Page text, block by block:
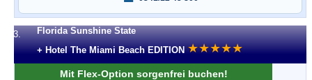
3.
Florida Sunshine State
+ Hotel The Miami Beach EDITION ★★★★★
Mit Flex-Option sorgenfrei buchen!